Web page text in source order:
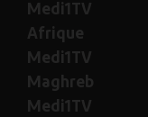
Medi1TV
Afrique
Medi1TV
Maghreb
Medi1TV